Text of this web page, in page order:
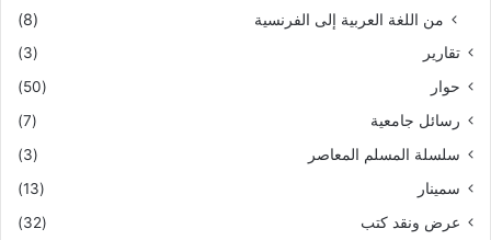
من اللغة العربية إلى الفرنسية
(8)
تقارير
(3)
حوار
(50)
رسائل جامعية
(7)
سلسلة المسلم المعاصر
(3)
سمينار
(13)
عرض ونقد كتب
(32)